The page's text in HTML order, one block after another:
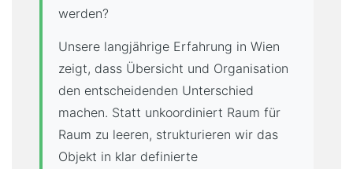
werden?
Unsere langjährige Erfahrung in Wien
zeigt, dass Übersicht und Organisation
den entscheidenden Unterschied
machen. Statt unkoordiniert Raum für
Raum zu leeren, strukturieren wir das
Objekt in klar definierte